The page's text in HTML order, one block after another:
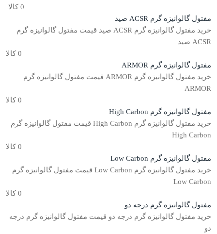
0 کالا
مفتول گالوانیزه گرم ACSR صید
خرید مفتول گالوانیزه گرم ACSR صید قیمت مفتول گالوانیزه گرم
ACSR صید
0 کالا
مفتول گالوانیزه گرم ARMOR
خرید مفتول گالوانیزه گرم ARMOR قیمت مفتول گالوانیزه گرم
ARMOR
0 کالا
مفتول گالوانیزه گرم High Carbon
خرید مفتول گالوانیزه گرم High Carbon قیمت مفتول گالوانیزه گرم
High Carbon
0 کالا
مفتول گالوانیزه گرم Low Carbon
خرید مفتول گالوانیزه گرم Low Carbon قیمت مفتول گالوانیزه گرم
Low Carbon
0 کالا
مفتول گالوانیزه گرم درجه دو
خرید مفتول گالوانیزه گرم درجه دو قیمت مفتول گالوانیزه گرم درجه
دو